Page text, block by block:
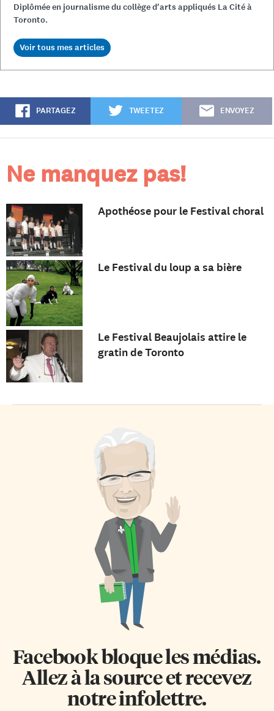
Diplômée en journalisme du collège d'arts appliqués La Cité à
Toronto.
PARTAGEZ TWEETEZ ENVOYEZ
Ne manquez pas!
Apothéose pour le Festival choral
Le Festival du loup a sa bière
Le Festival Beaujolais attire le
gratin de Toronto
Facebook bloque les médias.
Allez à la source et recevez
notre infolettre.